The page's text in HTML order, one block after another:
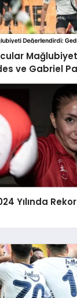
ve Gabriel
Yılında